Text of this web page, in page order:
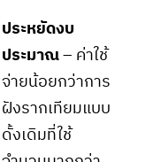
ประหยัดงบ
ประมาณ– ค่าใช้
จ่ายน้อยกว่าการ
ฝังรากเทียมแบบ
ดั้งเดิมที่ใช้